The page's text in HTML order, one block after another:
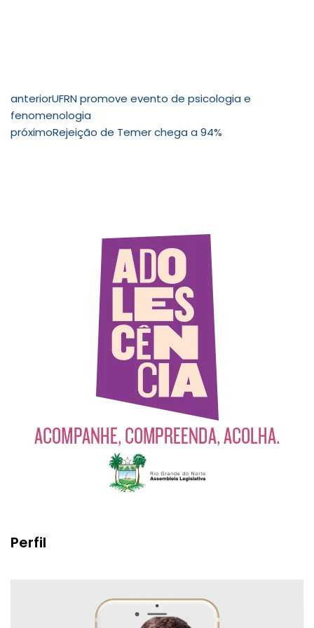
anteriorUFRN promove evento de psicologia e
fenomenologia
próximoRejeição de Temer chega a 94%
Perfil